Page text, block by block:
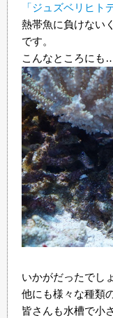
「ジュズベリヒトデ
熱帯魚に負けない
です。
こんなところにも
いかがだったでし
他にも様々な種類
皆さんも水槽で小